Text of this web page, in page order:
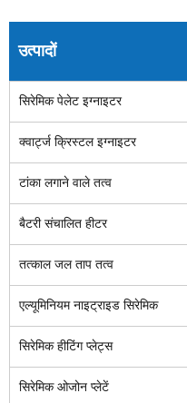
उत्पादों
सिरेमिक पेलेट इग्नाइटर
क्वार्ट्ज क्रिस्टल इग्नाइटर
टांका लगाने वाले तत्व
बैटरी संचालित हीटर
तत्काल जल ताप तत्व
एल्यूमिनियम नाइट्राइड सिरेमिक
सिरेमिक हीटिंग प्लेट्स
सिरेमिक ओजोन प्लेटें